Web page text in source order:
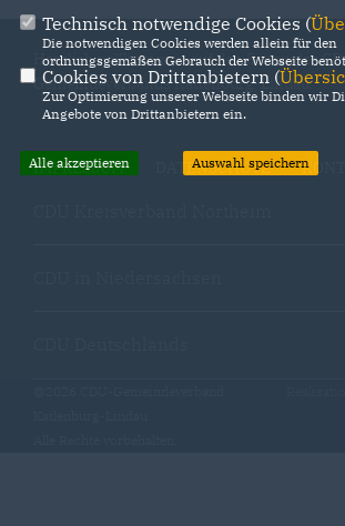
Herzlich willkommen auf den Seiten des
Gemeindeverbands Katlenburg-Lindau
IMPRESSUM DATENSCHUTZ
Technisch notwendige Cookies (
Die notwendigen Cookies werden allein für den
ordnungsgemäßen Gebrauch der Webseite
Cookies von Drittanbietern (
Zur Optimierung unserer Webseite binden wir
Angebote von Drittanbietern ein.
Alle akzeptieren Auswahl speichern